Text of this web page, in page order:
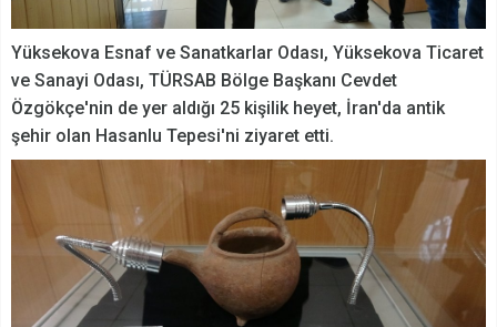
Yüksekova Esnaf ve Sanatkarlar Odası, Yüksekova Ticaret
ve Sanayi Odası, TÜRSAB Bölge Başkanı Cevdet
Özgökçe'nin de yer aldığı 25 kişilik heyet, İran'da antik
şehir olan Hasanlu Tepesi'ni ziyaret etti.